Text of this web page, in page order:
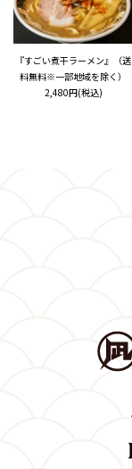
『すごい煮干ラーメン』（送
料無料※一部地域を除く）
2,480円(税込)